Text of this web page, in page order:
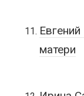
матери